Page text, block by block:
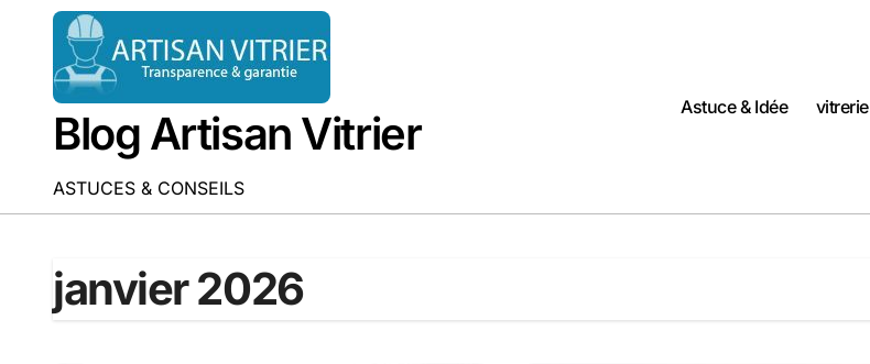
Passer
Blog Artisan Vitrier
ASTUCES & CONSEILS
Astuce & Idée vitrerie
janvier 2026